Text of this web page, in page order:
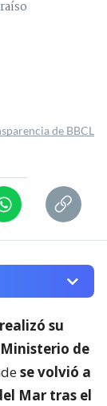
de BBCL
su
de
se volvió a
Mar tras el